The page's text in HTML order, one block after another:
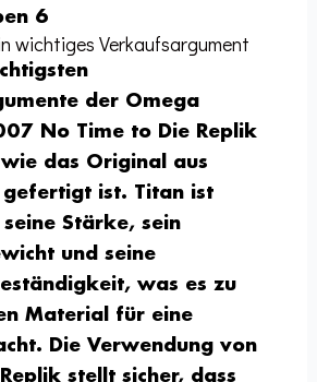
6
wichtiges Verkaufsargument
der Omega
No Time to Die Replik
das Original aus
gefertigt ist. Titan ist
Stärke, sein
und seine
was es zu
Material für eine
Die Verwendung von
stellt sicher, dass